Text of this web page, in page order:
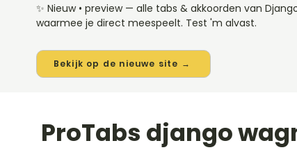
✨ Nieuw • preview — alle tabs & akkoorden van
waarmee je direct meespeelt. Test 'm alvast.
Bekijk op de nieuwe site →
ProTabs django